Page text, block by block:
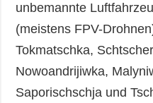
unbemannte
(meistens FPV-
Tokmatschka,
Nowoandrijiwka,
Saporischschja und